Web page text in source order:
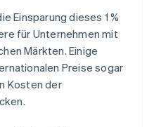
Einsparung dieses 1 %
für Unternehmen mit
Märkten. Einige
Preise sogar
Kosten der